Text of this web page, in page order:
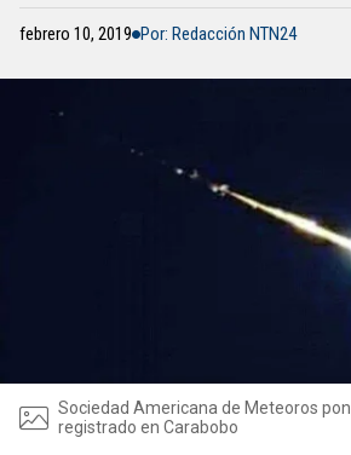
febrero 10, 2019 Por: Redacción NTN24
Sociedad Americana de Meteoros
registrado en Carabobo